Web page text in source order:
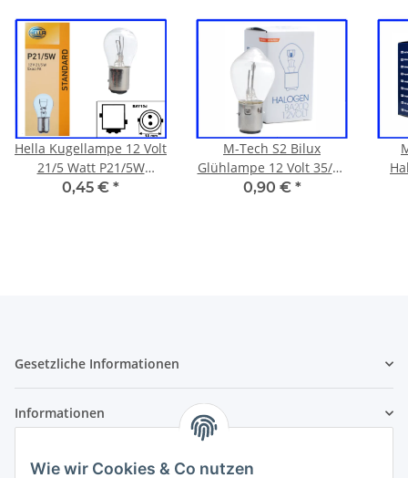
Wie wir Cookies & Co nutzen
Hella Kugellampe 12 Volt
21/5 Watt P21/5W
BAY15d
0,45 € *
M-Tech S2 Bilux
Glühlampe 12 Volt 35/35
Watt BA20d
0,90 € *
Gesetzliche Informationen
Informationen
Zahlung und Versand